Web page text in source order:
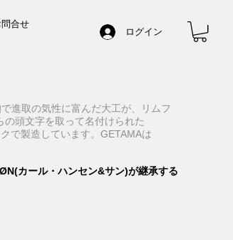
ログイン
問合せ
進取の気性に富んだ大工が、リムフ
頭文字を取って名付けられた
で製造しています。GETAMAは
カール・ハンセン&サン)が継承する